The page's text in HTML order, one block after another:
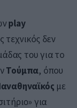
play
τεχνικός δεν
του για το
Τούμπα, όπου
με
για